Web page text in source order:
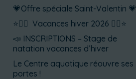
💗Offre spéciale Saint-Valentin 💗
⭐🏊‍♂️ Vacances hiver 2026 🏊‍♂️⭐
📣 INSCRIPTIONS – Stage de
natation vacances d’hiver
Le Centre aquatique réouvre ses
portes !